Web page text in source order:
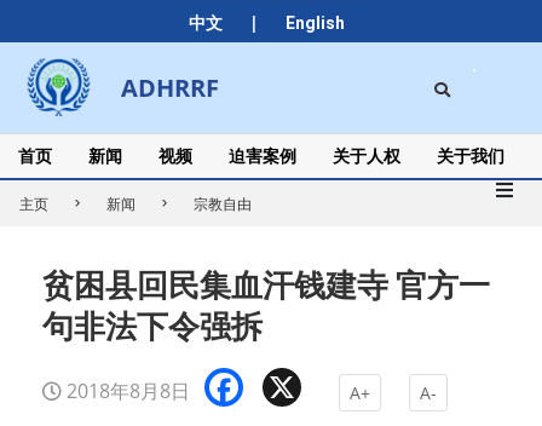
中文 | English
to
content
ADHRRF
Secondary
Navigation
Menu
首页 新闻 视频 迫害案例 关于人权 关于我们
主页 新闻 宗教自由
贫困县回民集血汗钱建寺 官方一
句非法下令强拆
2018年8月8日 Facebook A+ A-